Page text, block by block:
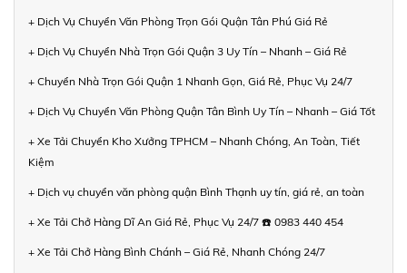
+ Dịch Vụ Chuyển Văn Phòng Trọn Gói Quận Tân Phú Giá Rẻ
+ Dịch Vụ Chuyển Nhà Trọn Gói Quận 3 Uy Tín – Nhanh – Giá Rẻ
+ Chuyển Nhà Trọn Gói Quận 1 Nhanh Gọn, Giá Rẻ, Phục Vụ 24/7
+ Dịch Vụ Chuyển Văn Phòng Quận Tân Bình Uy Tín – Nhanh – Giá Tốt
+ Xe Tải Chuyển Kho Xưởng TPHCM – Nhanh Chóng, An Toàn, Tiết
Kiệm
+ Dịch vụ chuyển văn phòng quận Bình Thạnh uy tín, giá rẻ, an toàn
+ Xe Tải Chở Hàng Dĩ An Giá Rẻ, Phục Vụ 24/7 ☎️ 0983 440 454
+ Xe Tải Chở Hàng Bình Chánh – Giá Rẻ, Nhanh Chóng 24/7